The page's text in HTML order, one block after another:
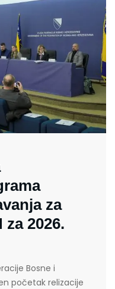
za
2026.
Bosne i
početak relizacije